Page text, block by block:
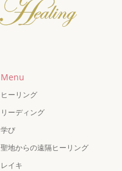
Menu
ヒーリング
リーディング
学び
聖地からの遠隔ヒーリング
レイキ